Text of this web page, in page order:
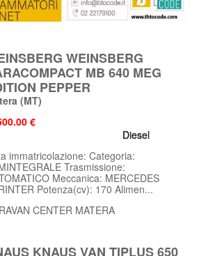
WEINSBERG
MB 640 MEG
PEPPER
(MT)
€
Diesel
immatricolazione: Categoria:
Trasmissione:
Meccanica: MERCEDES
Potenza(cv): 170 Alimen...
CENTER MATERA
KNAUS VAN TIPLUS 650